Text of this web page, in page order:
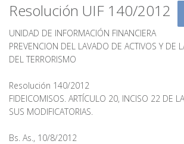
Resolución UIF 140/2012
UNIDAD DE INFORMACIÓN FINANCIERA
PREVENCION DEL LAVADO DE ACTIVOS Y DE
DEL TERRORISMO
Resolución 140/2012
FIDEICOMISOS. ARTÍCULO 20, INCISO 22 DE
SUS MODIFICATORIAS.
Bs. As., 10/8/2012